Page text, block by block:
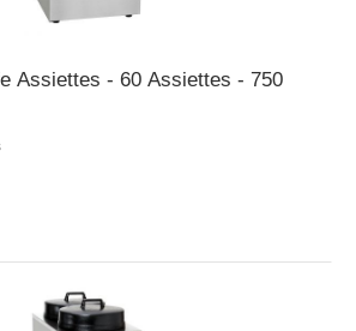
Assiettes - 60 Assiettes - 750